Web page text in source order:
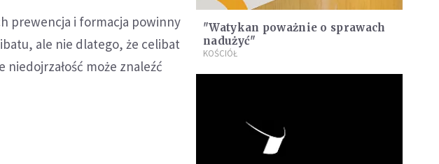
prewencja i formacja powinny
ale nie dlatego, że celibat
może znaleźć
"Watykan poważnie o sprawach
nadużyć"
KOŚCIÓŁ